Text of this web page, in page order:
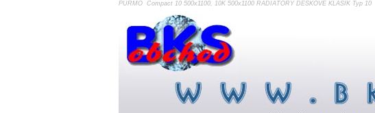
PURMO Compact 10 500x1100, 10K 500x1100 RADIÁTORY DESKOVÉ KLASIK Typ 10